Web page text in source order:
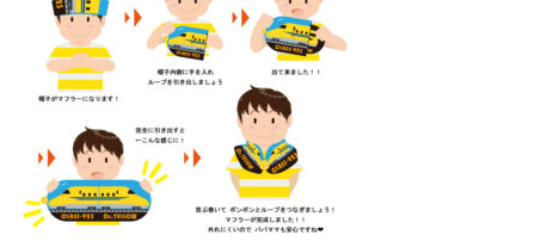
HOME FURNITURE
ケーキ
帽子学校
blog
お問合せ